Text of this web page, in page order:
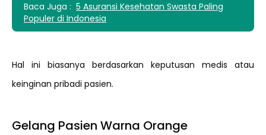
Baca Juga : 5 Asuransi Kesehatan Swasta Paling
Populer di Indonesia
Hal ini biasanya berdasarkan keputusan medis atau
keinginan pribadi pasien.
Gelang Pasien Warna Orange